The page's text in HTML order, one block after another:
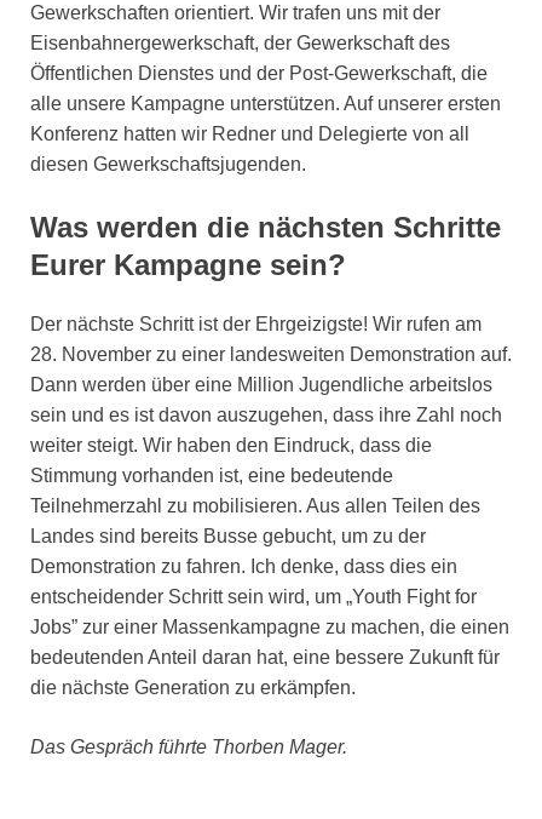
Gewerkschaften orientiert. Wir trafen uns mit der
Eisenbahnergewerkschaft, der Gewerkschaft des
Öffentlichen Dienstes und der Post-Gewerkschaft, die
alle unsere Kampagne unterstützen. Auf unserer ersten
Konferenz hatten wir Redner und Delegierte von all
diesen Gewerkschaftsjugenden.
Was werden die nächsten Schritte
Eurer Kampagne sein?
Der nächste Schritt ist der Ehrgeizigste! Wir rufen am
28. November zu einer landesweiten Demonstration auf.
Dann werden über eine Million Jugendliche arbeitslos
sein und es ist davon auszugehen, dass ihre Zahl noch
weiter steigt. Wir haben den Eindruck, dass die
Stimmung vorhanden ist, eine bedeutende
Teilnehmerzahl zu mobilisieren. Aus allen Teilen des
Landes sind bereits Busse gebucht, um zu der
Demonstration zu fahren. Ich denke, dass dies ein
entscheidender Schritt sein wird, um „Youth Fight for
Jobs” zur einer Massenkampagne zu machen, die einen
bedeutenden Anteil daran hat, eine bessere Zukunft für
die nächste Generation zu erkämpfen.
Das Gespräch führte Thorben Mager.